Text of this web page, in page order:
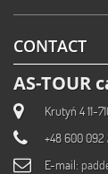
CONTACT
AS-TOUR
Krutyń 4 11-
+48 600 092
E-mail: